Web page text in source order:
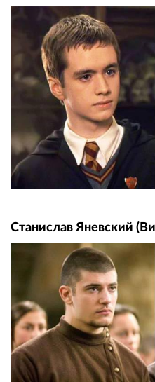
Станислав Яневский